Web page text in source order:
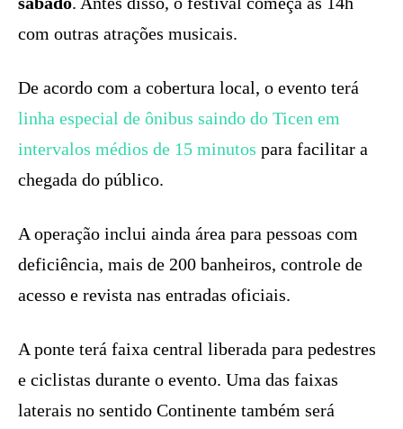
com outras atrações musicais.
De acordo com a cobertura local, o evento terá
linha especial de ônibus saindo do Ticen em
intervalos médios de 15 minutos para facilitar a
chegada do público.
A operação inclui ainda área para pessoas com
deficiência, mais de 200 banheiros, controle de
acesso e revista nas entradas oficiais.
A ponte terá faixa central liberada para pedestres
e ciclistas durante o evento. Uma das faixas
laterais no sentido Continente também será